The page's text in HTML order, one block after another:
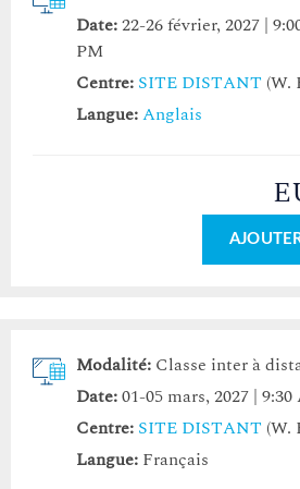
Date:22-26 février, 2027 |
PM
Centre: SITE DISTANT (W.
Langue:Anglais
Modalité: Classe inter à
Date:01-05 mars, 2027 |
Centre: SITE DISTANT (W.
Langue: Français